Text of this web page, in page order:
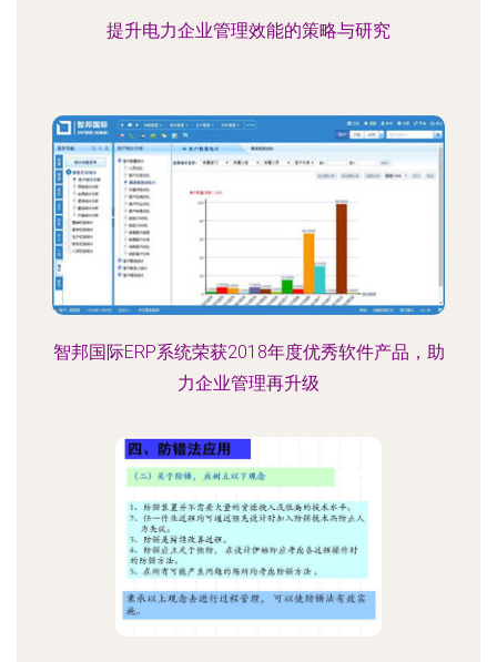
提升电力企业管理效能的策略与研究
智邦国际ERP系统荣获2018年度优秀软件产品，助
力企业管理再升级